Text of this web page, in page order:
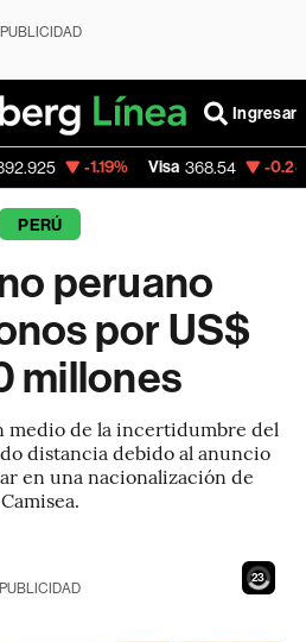
PUBLICIDAD
Ingresar
Visa 368.54 -0.28%
PERÚ
peruano
por US$
millones
medio de la incertidumbre del
distancia debido al anuncio
en una nacionalización de
Camisea.
22
PUBLICIDAD